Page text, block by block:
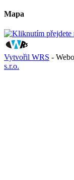
Mapa
Vytvořil WRS -
s.r.o.